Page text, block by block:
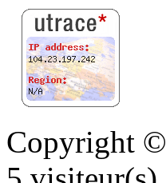
Copyright